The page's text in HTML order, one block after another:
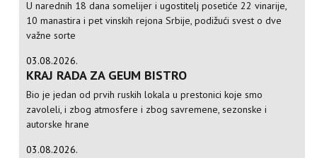
U narednih 18 dana somelijer i ugostitelj posetiće 22 vinarije,
10 manastira i pet vinskih rejona Srbije, podižući svest o dve
važne sorte
03.08.2026.
KRAJ RADA ZA GEUM BISTRO
Bio je jedan od prvih ruskih lokala u prestonici koje smo
zavoleli, i zbog atmosfere i zbog savremene, sezonske i
autorske hrane
03.08.2026.